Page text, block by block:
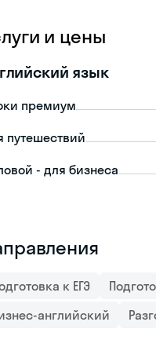
и цены
язык
премиум
путешествий
- для бизнеса
к ЕГЭ
английский